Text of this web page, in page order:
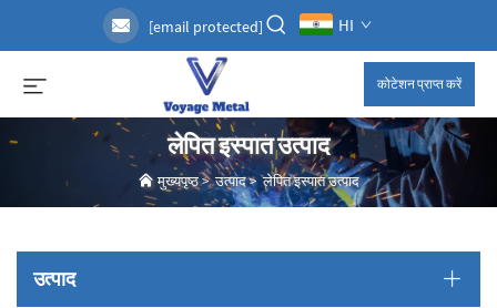
[email protected] HI
कोटेशन प्राप्त करें
लेपित इस्पात उत्पाद
मुख्यपृष्ठ>उत्पाद>लेपित इस्पात उत्पाद
उत्पाद